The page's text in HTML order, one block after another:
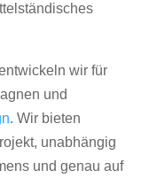
wir für
und
. Wir bieten
unabhängig
und genau auf